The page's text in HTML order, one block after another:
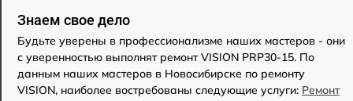
Знаем свое дело
Будьте уверены в профессионализме наших мастеров - они
с уверенностью выполнят ремонт VISION PRP30-15. По
данным наших мастеров в Новосибирске по ремонту
VISION, наиболее востребованы следующие услуги: Ремонт